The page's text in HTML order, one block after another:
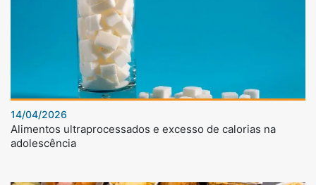
14/04/2026
Alimentos ultraprocessados e excesso de calorias na
adolescência